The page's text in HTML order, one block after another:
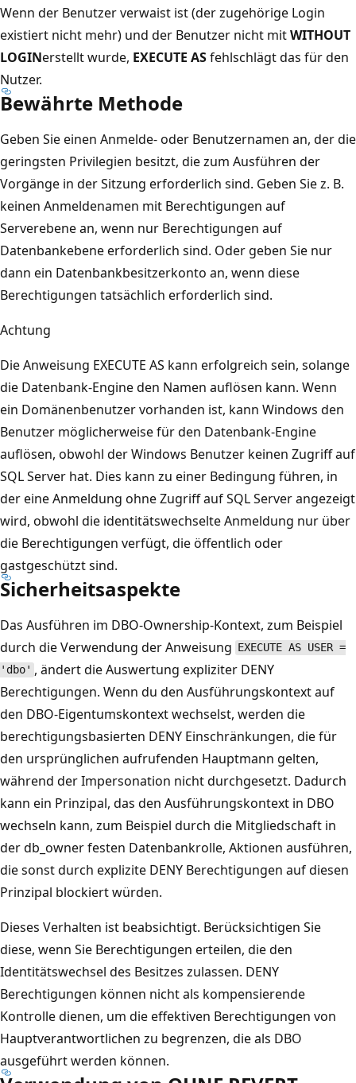
Wenn der Benutzer verwaist ist (der zugehörige Login
existiert nicht mehr) und der Benutzer nicht mitWITHOUT
LOGINerstellt wurde, EXECUTE ASfehlschlägt das für den
Nutzer.
Bewährte Methode
Geben Sie einen Anmelde- oder Benutzernamen an, der die
geringsten Privilegien besitzt, die zum Ausführen der
Vorgänge in der Sitzung erforderlich sind. Geben Sie z. B.
keinen Anmeldenamen mit Berechtigungen auf
Serverebene an, wenn nur Berechtigungen auf
Datenbankebene erforderlich sind. Oder geben Sie nur
dann ein Datenbankbesitzerkonto an, wenn diese
Berechtigungen tatsächlich erforderlich sind.
Achtung
Die Anweisung EXECUTE AS kann erfolgreich sein, solange
die Datenbank-Engine den Namen auflösen kann. Wenn
ein Domänenbenutzer vorhanden ist, kann Windows den
Benutzer möglicherweise für den Datenbank-Engine
auflösen, obwohl der Windows Benutzer keinen Zugriff auf
SQL Server hat. Dies kann zu einer Bedingung führen, in
der eine Anmeldung ohne Zugriff auf SQL Server angezeigt
wird, obwohl die identitätswechselte Anmeldung nur über
die Berechtigungen verfügt, die öffentlich oder
gastgeschützt sind.
Sicherheitsaspekte
Das Ausführen im DBO-Ownership-Kontext, zum Beispiel
durch die Verwendung der Anweisung EXECUTE AS USER =
'dbo' , ändert die Auswertung expliziter DENY
Berechtigungen. Wenn du den Ausführungskontext auf
den DBO-Eigentumskontext wechselst, werden die
berechtigungsbasierten DENY Einschränkungen, die für
den ursprünglichen aufrufenden Hauptmann gelten,
während der Impersonation nicht durchgesetzt. Dadurch
kann ein Prinzipal, das den Ausführungskontext in DBO
wechseln kann, zum Beispiel durch die Mitgliedschaft in
der db_owner festen Datenbankrolle, Aktionen ausführen,
die sonst durch explizite DENY Berechtigungen auf diesen
Prinzipal blockiert würden.
Dieses Verhalten ist beabsichtigt. Berücksichtigen Sie
diese, wenn Sie Berechtigungen erteilen, die den
Identitätswechsel des Besitzes zulassen. DENY
Berechtigungen können nicht als kompensierende
Kontrolle dienen, um die effektiven Berechtigungen von
Hauptverantwortlichen zu begrenzen, die als DBO
ausgeführt werden können.